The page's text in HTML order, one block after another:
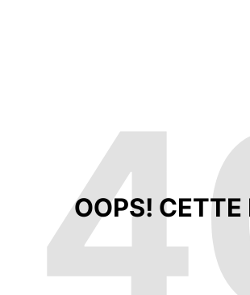
OOPS! CETTE